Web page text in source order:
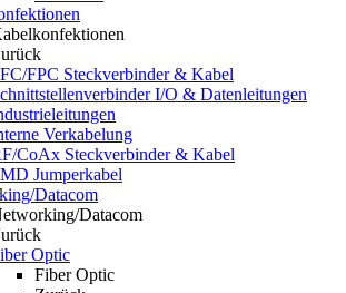
FPC Steckverbinder & Kabel
I/O & Datenleitungen
Verkabelung
CoAx Steckverbinder & Kabel
Jumperkabel
Datacom
Datacom
Optic
Fiber Optic